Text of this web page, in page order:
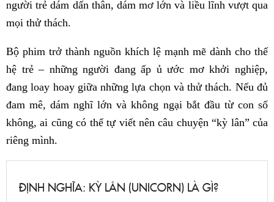
người trẻ dám dấn thân, dám mơ lớn và liều lĩnh vượt qua
mọi thử thách.
Bộ phim trở thành nguồn khích lệ mạnh mẽ dành cho thế
hệ trẻ – những người đang ấp ủ ước mơ khởi nghiệp,
đang loay hoay giữa những lựa chọn và thử thách. Nếu đủ
đam mê, dám nghĩ lớn và không ngại bắt đầu từ con số
không, ai cũng có thể tự viết nên câu chuyện “kỳ lân” của
riêng mình.
ĐỊNH NGHĨA: KỲ LÂN (UNICORN) LÀ GÌ?